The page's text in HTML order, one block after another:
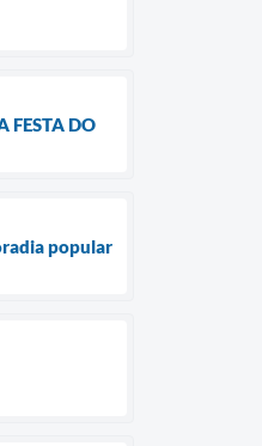
FESTA DO
popular